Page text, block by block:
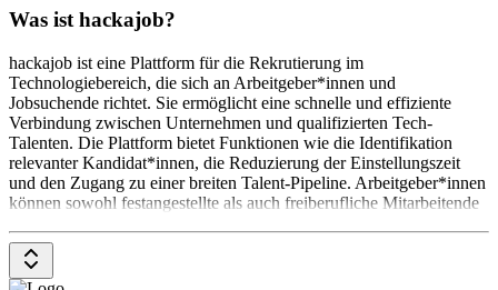
Was ist hackajob?
hackajob ist eine Plattform für die Rekrutierung im
Technologiebereich, die sich an Arbeitgeber*innen und
Jobsuchende richtet. Sie ermöglicht eine schnelle und effiziente
Verbindung zwischen Unternehmen und qualifizierten Tech-
Talenten. Die Plattform bietet Funktionen wie die Identifikation
relevanter Kandidat*innen, die Reduzierung der Einstellungszeit
und den Zugang zu einer breiten Talent-Pipeline. Arbeitgeber*innen
können sowohl festangestellte als auch freiberufliche Mitarbeitende